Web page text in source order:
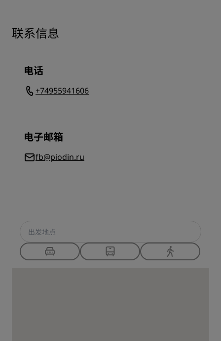
联系信息
电话
+74955941606
电子邮箱
fb@piodin.ru